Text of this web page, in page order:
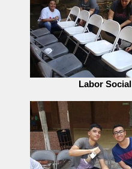
Labor Social